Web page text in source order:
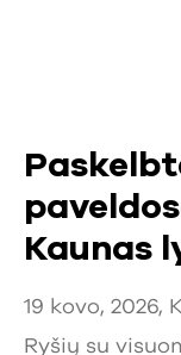
Kaunas
19 kovo, 2026,
Ryšių su